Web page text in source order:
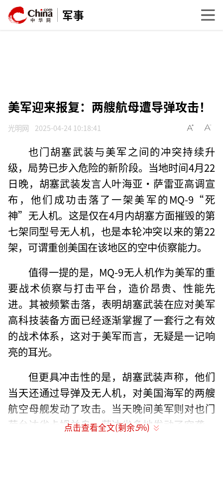
军事
美军迎来报复：两艘航母遭导弹攻击！
光明网 2025-04-24 10:18:41
也门胡塞武装与美军之间的冲突持续升
级，局势已步入危险的新阶段。当地时间4月22
日晚，胡塞武装发言人叶海亚·萨雷亚高调宣
布，他们成功击落了一架美军的MQ-9“死
神”无人机。这是仅在4月内胡塞方面摧毁的第
七架同型号无人机，也是本轮冲突以来的第22
架，可谓重创美国在该地区的空中侦察能力。
值得一提的是，MQ-9无人机作为美军的重
要战术侦察与打击平台，造价昂贵、性能先
进。其被频繁击落，表明胡塞武装在应对美军
高科技装备方面已经逐渐掌握了一套行之有效
的战术体系，这对于美军而言，无疑是一记响
亮的耳光。
但更具冲击性的是，胡塞武装声称，他们
当天还通过导弹及无人机，对美国海军的两艘
航空母舰发动了攻击。当天晚间美军则对也门
荷台达省卡姆兰岛、萨达省多地发动了空袭。
点击查看全文(剩余5%)